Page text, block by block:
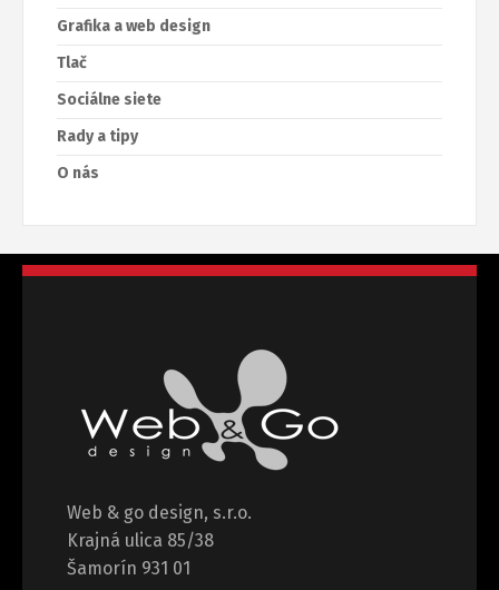
Grafika a web design
Tlač
Sociálne siete
Rady a tipy
O nás
Web & go design, s.r.o.
Krajná ulica 85/38
Šamorín 931 01